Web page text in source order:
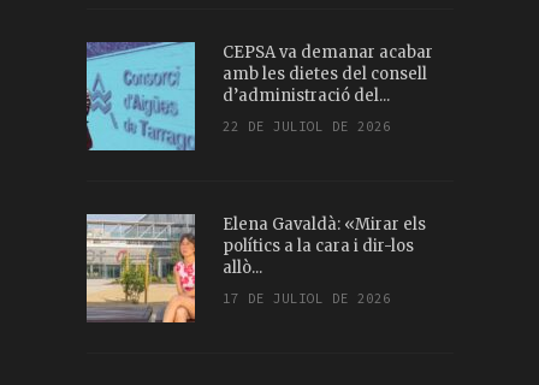
CEPSA va demanar acabar
amb les dietes del consell
d’administració del...
22 DE JULIOL DE 2026
Elena Gavaldà: «Mirar els
polítics a la cara i dir-los
allò...
17 DE JULIOL DE 2026